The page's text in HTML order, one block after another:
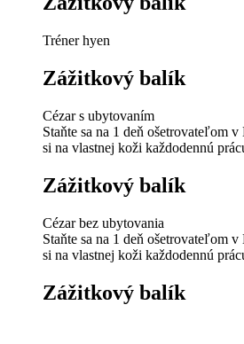
Tréner hyen
Zážitkový balík
Cézar s ubytovaním
Staňte sa na 1 deň ošetrovateľom
si na vlastnej koži každodennú
Zážitkový balík
Cézar bez ubytovania
Staňte sa na 1 deň ošetrovateľom
si na vlastnej koži každodennú
Zážitkový balík